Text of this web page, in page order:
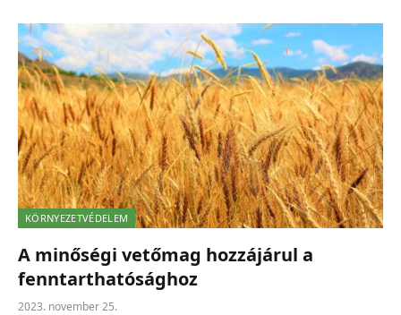
KÖRNYEZETVÉDELEM
A minőségi vetőmag hozzájárul a
fenntarthatósághoz
2023. november 25.